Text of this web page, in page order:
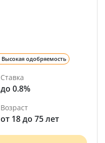
Высокая одобряемость
Ставка
до 0.8%
Возраст
от 18 до 75 лет